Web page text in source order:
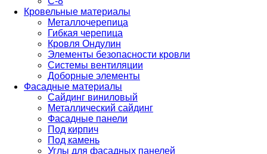
Кровельные материалы
Металлочерепица
Гибкая черепица
Кровля Ондулин
Элементы безопасности кровли
Системы вентиляции
Доборные элементы
Фасадные материалы
Сайдинг виниловый
Металлический сайдинг
Фасадные панели
Под кирпич
Под камень
Углы для фасадных панелей